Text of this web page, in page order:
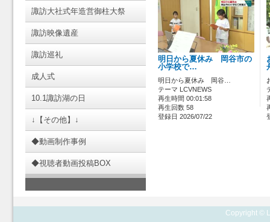
諏訪大社式年造営御柱大祭
諏訪映像遺産
諏訪巡礼
成人式
10.1諏訪湖の日
↓【その他】↓
◆動画制作事例
◆視聴者動画投稿BOX
明日から夏休み 岡谷市の
小学校で…
明日から夏休み 岡谷…
テーマ LCVNEWS
再生時間 00:01:58
再生回数 58
登録日 2026/07/22
Copyright ©